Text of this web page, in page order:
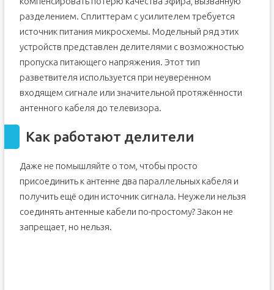
разделением. Сплиттерам с усилителем требуется
источник питания микросхемы. Модельный ряд этих
устройств представлен делителями с возможностью
пропуска питающего напряжения. Этот тип
разветвителя используется при неуверенном
входящем сигнале или значительной протяжённости
антенного кабеля до телевизора.
Как работают делители
Даже не помышляйте о том, чтобы просто
присоединить к антенне два параллельных кабеля и
получить ещё один источник сигнала. Неужели нельзя
соединять антенные кабели по-простому? Закон не
запрещает, но нельзя.